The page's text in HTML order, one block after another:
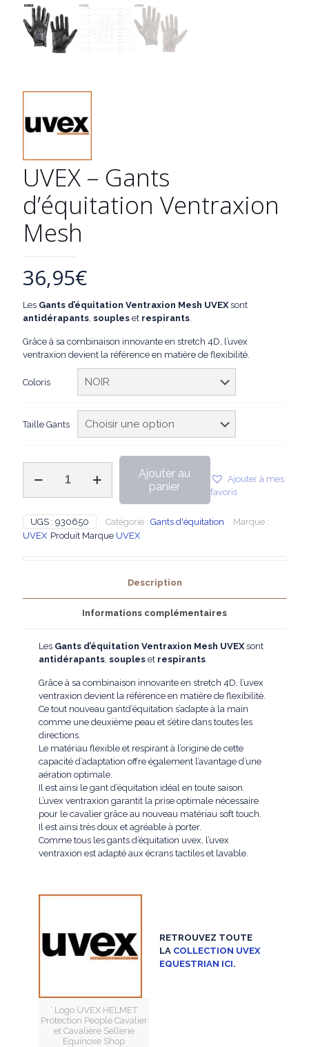
UVEX – Gants
d’équitation Ventraxion
Mesh
36,95€
Les Gants d’équitation Ventraxion Mesh UVEXsont
antidérapants, souples et respirants.
Grâce à sa combinaison innovante en stretch 4D, l’uvex
ventraxion devient la référence en matière de flexibilité.
Coloris
Taille Gants
Gants
d'équitation
Ajouter au
panier
Ajouter à mes
favoris
UGS : 930650 Catégorie : Gants d'équitation
Marque :
UVEX Produit Marque UVEX
Description
Informations complémentaires
Les Gants d’équitation Ventraxion Mesh UVEXsont
antidérapants,souples et respirants.
Grâce à sa combinaison innovante en stretch 4D, l’uvex
ventraxion devient la référence en matière de flexibilité.
Ce tout nouveau gantd’équitation s’adapte à la main
comme une deuxième peau et s’étire dans toutes les
directions.
Le matériau flexible et respirant à l’origine de cette
capacité d’adaptation offre également l’avantage d’une
aération optimale.
Il est ainsi le gant d’équitation idéal en toute saison.
L’uvex ventraxion garantit la prise optimale nécessaire
pour le cavalier grâce au nouveau matériau soft touch.
Il est ainsi très doux et agréable à porter.
Comme tous les gants d’équitation uvex, l’uvex
ventraxion est adapté aux écrans tactiles et lavable.
` Logo UVEX HELMET
Protection People Cavalier
et Cavalière Sellerie
Equinoxe Shop
RETROUVEZ TOUTE
LA COLLECTION UVEX
EQUESTRIAN ICI.